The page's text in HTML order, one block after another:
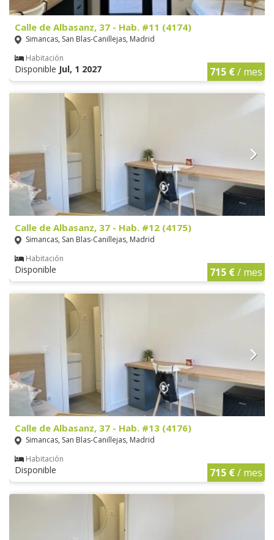
Calle de Albasanz, 37 - Hab. #11 (4174)
Simancas, San Blas-Canillejas, Madrid
Habitación
Disponible Jul, 1 2027 715 €/ mes
Calle de Albasanz, 37 - Hab. #12 (4175)
Simancas, San Blas-Canillejas, Madrid
Habitación
Disponible 715 €/ mes
Calle de Albasanz, 37 - Hab. #13 (4176)
Simancas, San Blas-Canillejas, Madrid
Habitación
Disponible 715 €/ mes